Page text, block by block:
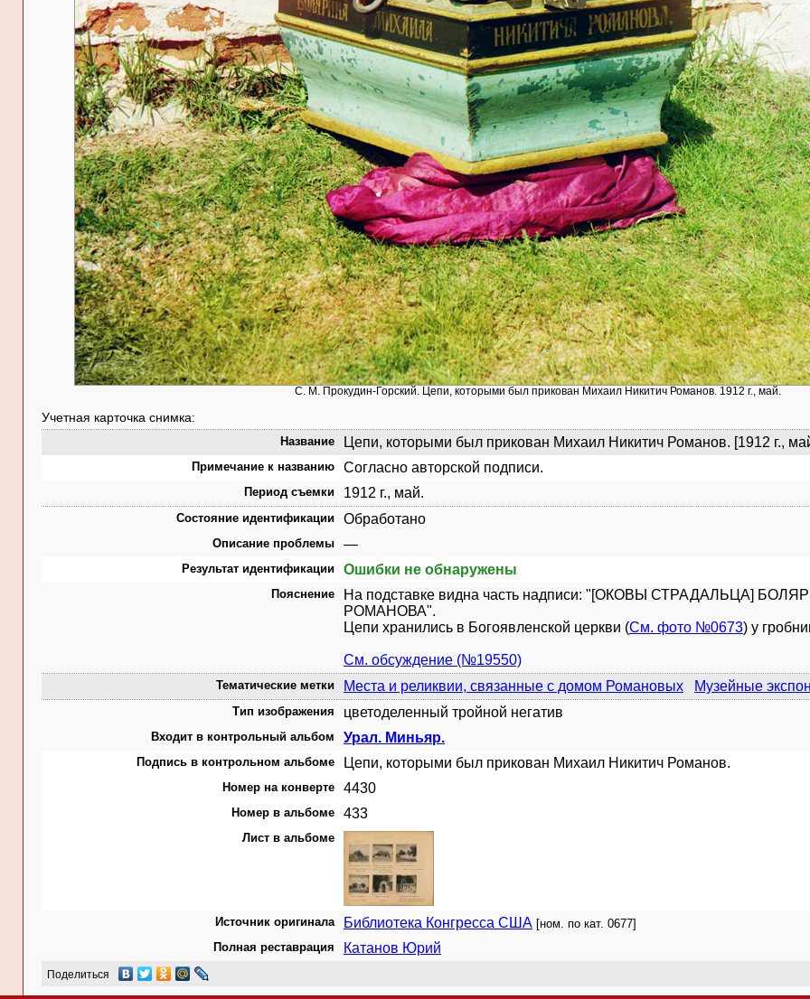
С. М. Прокудин-Горский. Цепи, которыми был прикован Михаил Никитич Романов. 1912 г., май.
Учетная карточка снимка:
Название Цепи, которыми был прикован Михаил Никитич Романов. [1912 г.,
Примечание к названию Согласно авторской подписи.
Период съемки 1912 г., май.
Состояние идентификации Обработано
Описание проблемы —
Результат идентификации Ошибки не обнаружены
Пояснение
На подставке видна часть надписи: "[ОКОВЫ СТРАДАЛЬЦА]
РОМАНОВА".
Цепи хранились в Богоявленской церкви (См. фото №0673) у
См. обсуждение (№19550)
Тематические метки Места и реликвии, связанные с домом Романовых Музейные
Тип изображения цветоделенный тройной негатив
Входит в контрольный альбом Урал. Миньяр.
Подпись в контрольном альбоме Цепи, которыми был прикован Михаил Никитич Романов.
Номер на конверте 4430
Номер в альбоме 433
Лист в альбоме
Источник оригинала Библиотека Конгресса США [ном. по кат. 0677]
Полная реставрация
Катанов Юрий
Поделиться